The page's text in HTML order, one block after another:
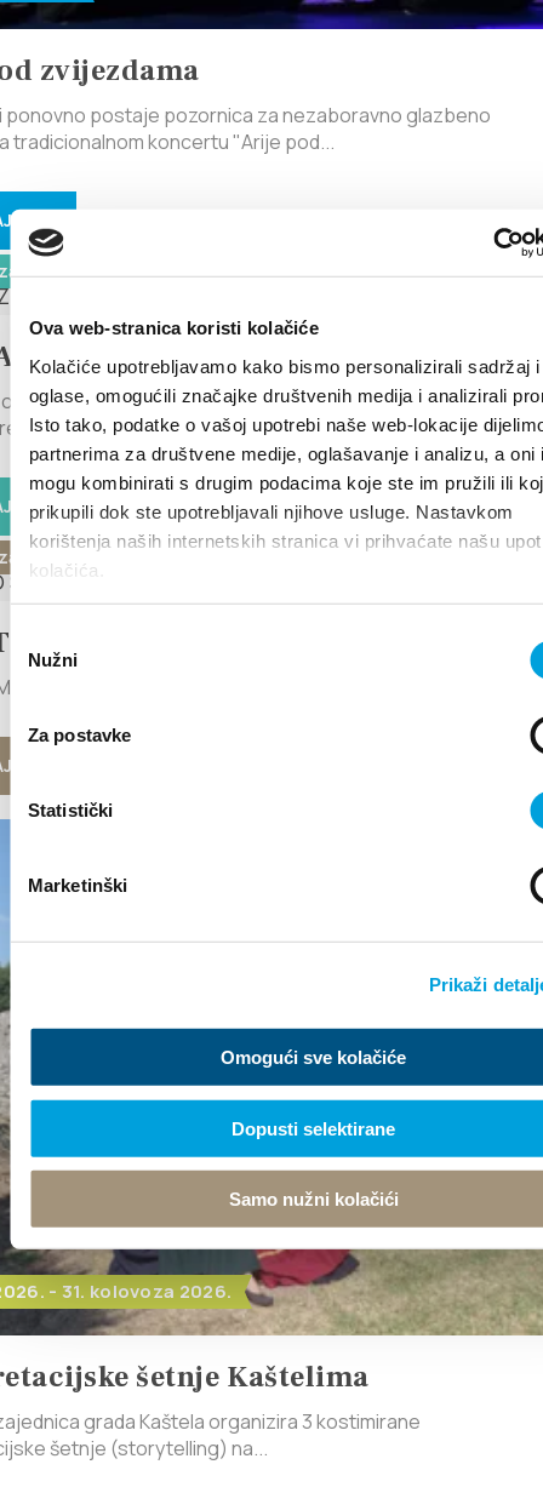
Ova web-stranica koristi kolačiće
Kolačiće upotrebljavamo kako bismo personalizirali sadržaj i
oglase, omogućili značajke društvenih medija i analizirali
Isto tako, podatke o vašoj upotrebi naše web-lokacije
partnerima za društvene medije, oglašavanje i analizu, a oni
mogu kombinirati s drugim podacima koje ste im pružili ili
prikupili dok ste upotrebljavali njihove usluge. Nastavkom
korištenja naših internetskih stranica vi prihvaćate našu
kolačića.
pristanka
Nužni
Za postavke
Statistički
Marketinški
Prikaži
Omogući sve kolačiće
Dopusti selektirane
Samo nužni kolačići
zvijezdama
ponovno postaje pozornica za nezaboravno glazbeno
tradicionalnom koncertu "Arije pod...
VIŠE
2026.
A
jazza" u izvedbi HGD Biranj i gostiju. I ove godine smo
zanimljiv program i...
VIŠE
2026. - 30. kolovoza 2026.
SAJAM KAŠTELA 2026.
PROIZVODA Kaštel Novi, 28.-30.8.2026.
VIŠE
- 31. kolovoza 2026.
šetnje Kaštelima
grada Kaštela organizira 3 kostimirane
šetnje (storytelling) na...